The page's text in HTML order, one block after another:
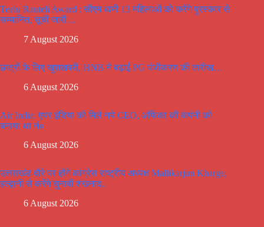
Teelu Rauteli Award : सीएम धामी 13 महिलाओं को करेंगे पुरस्कार से
सम्मानित, सूची जारी…
7 August 2026
छात्रों के लिए खुशखबरी, HNB ने बढ़ाई PG पंजीकरण की तारीख…
6 August 2026
Air India: एयर इंडिया को मिले नये CEO, अर्फिका की कंपंनी को
बनाया था नं०
6 August 2026
उत्तराखंड दौरे पर होंगे कांग्रेस राष्ट्रीय अध्यक्ष Mallikarjun Kharge,
हल्द्वानी से करेंगे चुनावी शंखनाद..
6 August 2026